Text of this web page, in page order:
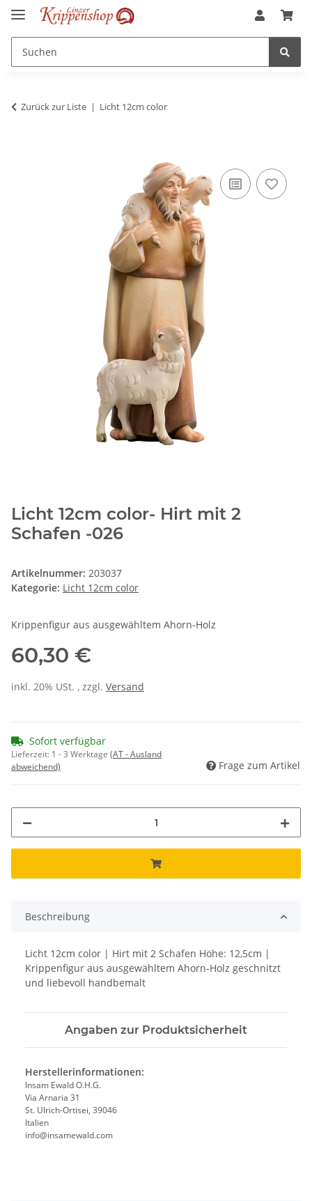
Zurück zur Liste Licht 12cm color
Licht 12cm color- Hirt mit 2
Schafen -026
Artikelnummer: 203037
Kategorie: Licht 12cm color
Krippenfigur aus ausgewähltem Ahorn-Holz
60,30 €
inkl. 20% USt. , zzgl. Versand
Sofort verfügbar
Lieferzeit: 1 - 3 Werktage (AT - Ausland
abweichend)
Frage zum Artikel
Beschreibung
Licht 12cm color | Hirt mit 2 Schafen Höhe: 12,5cm |
Krippenfigur aus ausgewähltem Ahorn-Holz geschnitzt
und liebevoll handbemalt
Angaben zur Produktsicherheit
Herstellerinformationen:
Insam Ewald O.H.G.
Via Arnaria 31
St. Ulrich-Ortisei, 39046
Italien
info@insamewald.com